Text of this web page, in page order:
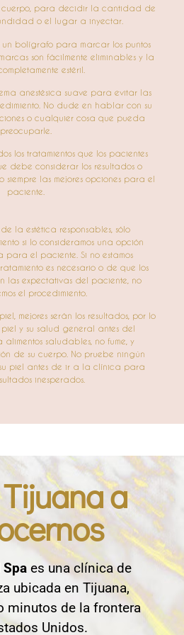
cuerpo, para decidir la cantidad de
o el lugar a inyectar.
bolígrafo para marcar los puntos
son fácilmente eliminables y la
estéril.
anestésica suave para evitar las
No dude en hablar con su
o cualquier cosa que pueda
preocuparle.
los tratamientos que los pacientes
debe considerar los resultados o
siempre las mejores opciones para el
paciente.
la estética responsables, sólo
si lo consideramos una opción
el paciente. Si no estamos
es necesario o de que los
las expectativas del paciente, no
el procedimiento.
mejores serán los resultados, por lo
y su salud general antes del
alimentos saludables, no fume, y
de su cuerpo. No pruebe ningún
piel antes de ir a la clínica para
inesperados.
a
Spa es una clínica de
ubicada en Tijuana,
minutos de la frontera
Unidos.